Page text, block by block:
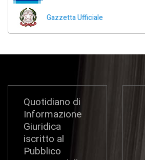
Gazzetta Ufficiale
Quotidiano di
Informazione
Giuridica
iscritto al
Pubblico